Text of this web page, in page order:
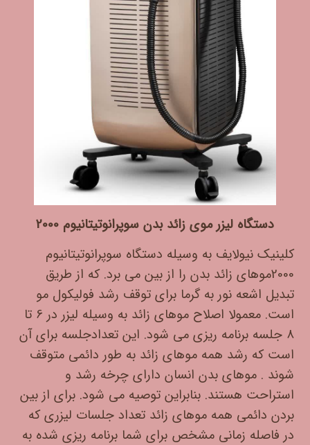
دستگاه لیزر موی زائد بدن سوپرانوتیتانیوم 2000
کلینیک نیولایف به وسیله دستگاه سوپرانوتیتانیوم
2000موهای زائد بدن را از بین می برد. که از طریق
تبدیل اشعه نور به گرما برای توقف رشد فولیکول مو
است. معمولا اصلاح موهای زائد به وسیله لیزر در 6 تا
8 جلسه برنامه ریزی می شود. این تعدادجلسه برای آن
است که رشد همه موهای زائد به طور دائمی متوقف
شوند . موهای بدن انسان دارای چرخه رشد و
استراحت هستند. بنابراین توصیه می شود. برای از بین
بردن دائمی همه موهای زائد تعداد جلسات لیزری که
در فاصله زمانی مشخص برای شما برنامه ریزی شده به